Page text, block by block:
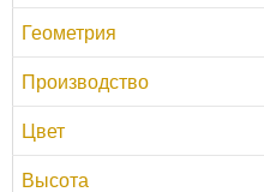
Геометрия
Производство
Цвет
Высота